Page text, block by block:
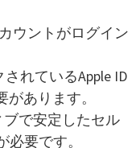
ウントがログイン
れているApple ID
あります。
ブで安定したセル
要です。